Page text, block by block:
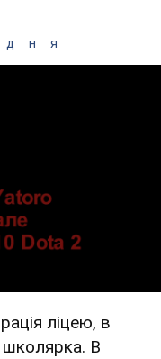
Video
ліцею, в
школярка. В